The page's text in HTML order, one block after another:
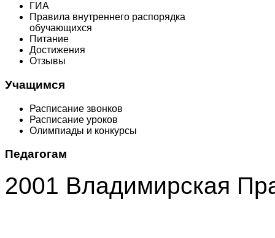
ГИА
Правила внутреннего распорядка
обучающихся
Питание
Достижения
Отзывы
Учащимся
Расписание звонков
Расписание уроков
Олимпиады и конкурсы
Педагогам
2001 Владимирская